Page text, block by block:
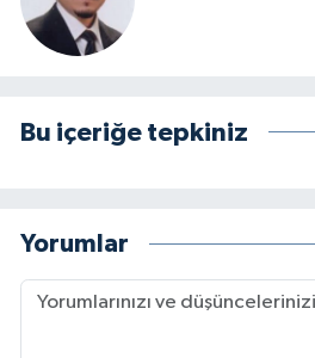
Bu içeriğe tepkiniz
Yorumlar